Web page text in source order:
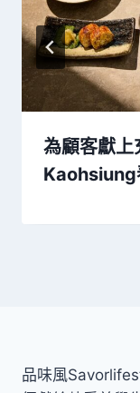
為顧客獻
Kaohsiung
品味風